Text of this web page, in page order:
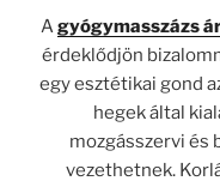
Agyógymasszázs
érdeklődjön
egy esztétikai gond
hegek által
mozgásszervi és
vezethetnek.